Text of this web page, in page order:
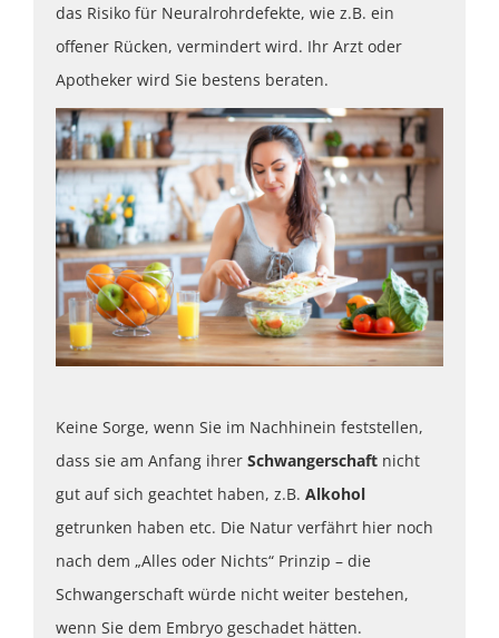
das Risiko für Neuralrohrdefekte, wie z.B. ein
offener Rücken, vermindert wird. Ihr Arzt oder
Apotheker wird Sie bestens beraten.
Keine Sorge, wenn Sie im Nachhinein feststellen,
dass sie am Anfang ihrer Schwangerschaft nicht
gut auf sich geachtet haben, z.B. Alkohol
getrunken haben etc. Die Natur verfährt hier noch
nach dem „Alles oder Nichts“ Prinzip – die
Schwangerschaft würde nicht weiter bestehen,
wenn Sie dem Embryo geschadet hätten.